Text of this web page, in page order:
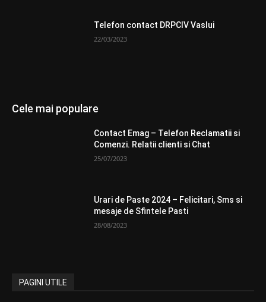
Telefon contact DRPCIV Vaslui
22/03/2023
Cele mai populare
Contact Emag – Telefon Reclamatii si
Comenzi. Relatii clienti si Chat
25/07/2023
Urari de Paste 2024 – Felicitari, Sms si
mesaje de Sfintele Pasti
28/08/2023
PAGINI UTILE